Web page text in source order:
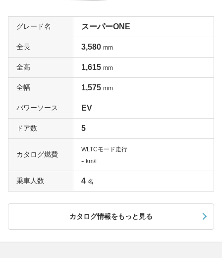
グレード名 スーパーONE
全長 3,580 mm
全高 1,615 mm
全幅 1,575 mm
パワーソース EV
ドア数 5
カタログ燃費
WLTCモード走行
- km/L
乗車人数 4 名
カタログ情報をもっと見る